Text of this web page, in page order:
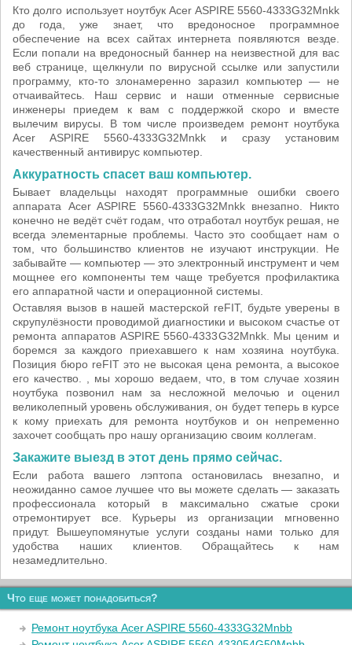
Кто долго использует ноутбук Acer ASPIRE 5560-4333G32Mnkk
до года, уже знает, что вредоносное программное
обеспечение на всех сайтах интернета появляются везде.
Если попали на вредоносный баннер на неизвестной для вас
веб странице, щелкнули по вирусной ссылке или запустили
программу, кто-то злонамеренно заразил компьютер — не
отчаивайтесь. Наш сервис и наши отменные сервисные
инженеры приедем к вам с поддержкой скоро и вместе
вылечим вирусы. В том числе произведем ремонт ноутбука
Acer ASPIRE 5560-4333G32Mnkk и сразу установим
качественный антивирус компьютер.
Аккуратность спасет ваш компьютер.
Бывает владельцы находят программные ошибки своего
аппарата Acer ASPIRE 5560-4333G32Mnkk внезапно. Никто
конечно не ведёт счёт годам, что отработал ноутбук решая, не
всегда элементарные проблемы. Часто это сообщает нам о
том, что большинство клиентов не изучают инструкции. Не
забывайте — компьютер — это электронный инструмент и чем
мощнее его компоненты тем чаще требуется профилактика
его аппаратной части и операционной системы.
Оставляя вызов в нашей мастерской reFIT, будьте уверены в
скрупулёзности проводимой диагностики и высоком счастье от
ремонта аппаратов ASPIRE 5560-4333G32Mnkk. Мы ценим и
боремся за каждого приехавшего к нам хозяина ноутбука.
Позиция бюро reFIT это не высокая цена ремонта, а высокое
его качество. , мы хорошо ведаем, что, в том случае хозяин
ноутбука позвонил нам за несложной мелочью и оценил
великолепный уровень обслуживания, он будет теперь в курсе
к кому приехать для ремонта ноутбуков и он непременно
захочет сообщать про нашу организацию своим коллегам.
Закажите выезд в этот день прямо сейчас.
Если работа вашего лэптопа остановилась внезапно, и
неожиданно самое лучшее что вы можете сделать — заказать
профессионала который в максимально сжатые сроки
отремонтирует все. Курьеры из организации мгновенно
придут. Вышеупомянутые услуги созданы нами только для
удобства наших клиентов. Обращайтесь к нам
незамедлительно.
Что еще может понадобиться?
Ремонт ноутбука Acer ASPIRE 5560-4333G32Mnbb